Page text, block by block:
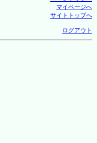
マイページへ
サイトトップへ
ログアウト